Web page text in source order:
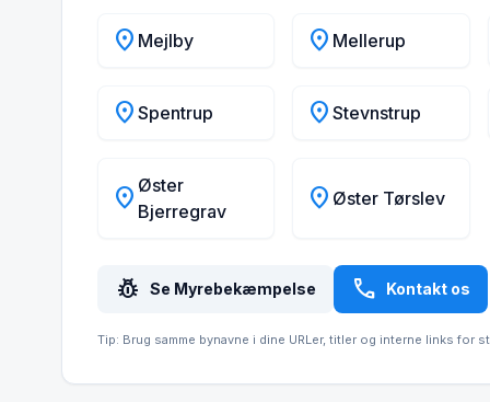
location_on Mejlby location_on Mellerup
location_on Spentrup location_onStevnstrup
location_on Øster
Bjerregrav
location_on Øster Tørslev
pest_control Se Myrebekæmpelse call Kontakt os
Tip: Brug samme bynavne i dine URLer, titler og interne links for